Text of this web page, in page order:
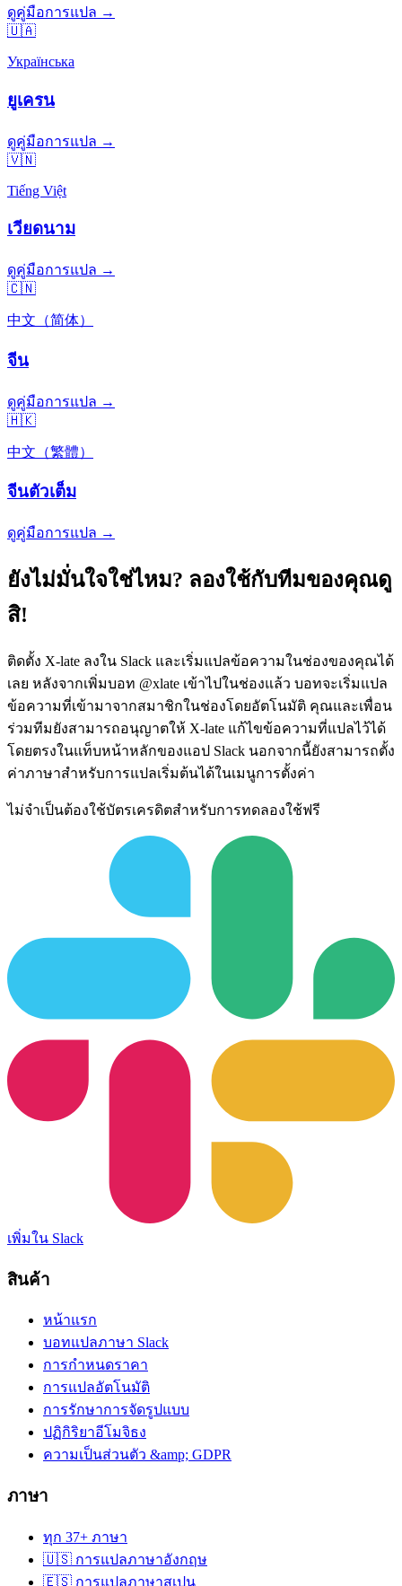
ดูคู่มือการแปล →
🇺🇦
Українська
ยูเครน
ดูคู่มือการแปล →
🇻🇳
Tiếng Việt
เวียดนาม
ดูคู่มือการแปล →
🇨🇳
中文（简体）
จีน
ดูคู่มือการแปล →
🇭🇰
中文（繁體）
จีนตัวเต็ม
ดูคู่มือการแปล →
ยังไม่มั่นใจใช่ไหม? ลองใช้กับทีมของคุณดู
สิ!
ติดตั้ง X-late ลงใน Slack และเริ่มแปลข้อความในช่องของคุณได้
เลย หลังจากเพิ่มบอท @xlate เข้าไปในช่องแล้ว บอทจะเริ่มแปล
ข้อความที่เข้ามาจากสมาชิกในช่องโดยอัตโนมัติ คุณและเพื่อน
ร่วมทีมยังสามารถอนุญาตให้ X-late แก้ไขข้อความที่แปลไว้ได้
โดยตรงในแท็บหน้าหลักของแอป Slack นอกจากนี้ยังสามารถตั้ง
ค่าภาษาสำหรับการแปลเริ่มต้นได้ในเมนูการตั้งค่า
ไม่จำเป็นต้องใช้บัตรเครดิตสำหรับการทดลองใช้ฟรี
เพิ่มใน Slack
สินค้า
หน้าแรก
บอทแปลภาษา Slack
การกำหนดราคา
การแปลอัตโนมัติ
การรักษาการจัดรูปแบบ
ปฏิกิริยาอีโมจิธง
ความเป็นส่วนตัว &amp; GDPR
ภาษา
ทุก 37+ ภาษา
🇺🇸 การแปลภาษาอังกฤษ
🇪🇸 การแปลภาษาสเปน